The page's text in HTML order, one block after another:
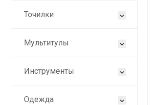
Точилки
Мультитулы
Инструменты
Одежда